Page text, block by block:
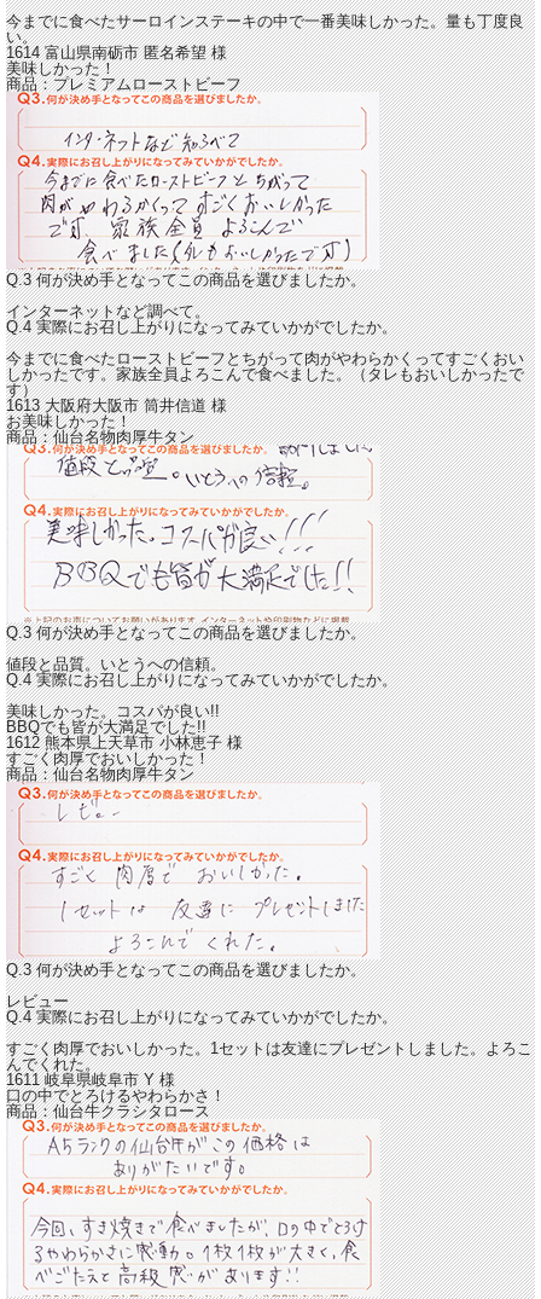
今までに食べたサーロインステーキの中で一番美味しかった。量も丁度良
い。
1614 富山県南砺市匿名希望様
美味しかった！
商品：プレミアムローストビーフ
Q.3 何が決め手となってこの商品を選びましたか。
インターネットなど調べて。
Q.4 実際にお召し上がりになってみていかがでしたか。
今までに食べたローストビーフとちがって肉がやわらかくってすごくおい
しかったです。家族全員よろこんで食べました。（タレもおいしかったで
す）
1613 大阪府大阪市筒井信道様
お美味しかった！
商品：仙台名物肉厚牛タン
Q.3 何が決め手となってこの商品を選びましたか。
値段と品質。いとうへの信頼。
Q.4 実際にお召し上がりになってみていかがでしたか。
美味しかった。コスパが良い!!
BBQでも皆が大満足でした!!
1612 熊本県上天草市小林恵子様
すごく肉厚でおいしかった！
商品：仙台名物肉厚牛タン
Q.3 何が決め手となってこの商品を選びましたか。
レビュー
Q.4 実際にお召し上がりになってみていかがでしたか。
すごく肉厚でおいしかった。1セットは友達にプレゼントしました。よろこ
んでくれた。
1611 岐阜県岐阜市Y様
口の中でとろけるやわらかさ！
商品：仙台牛クラシタロース